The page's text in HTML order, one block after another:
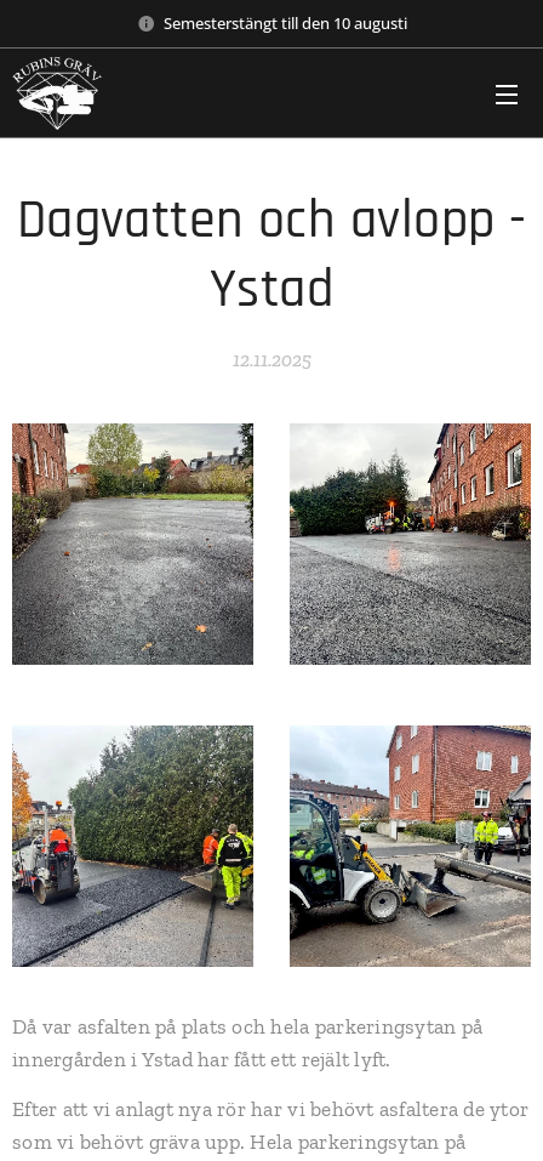
Semesterstängt till den 10 augusti
Dagvatten och avlopp -
Ystad
12.11.2025
Då var asfalten på plats och hela parkeringsytan på
innergården i Ystad har fått ett rejält lyft.
Efter att vi anlagt nya rör har vi behövt asfaltera de ytor
som vi behövt gräva upp. Hela parkeringsytan på